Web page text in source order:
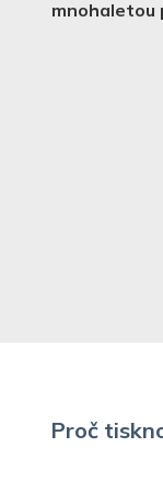
mnohaletou
Proč